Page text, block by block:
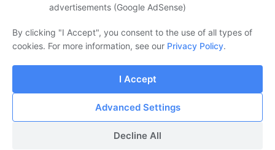
מאפיינים ותכונות של מוצרי חומרה ותוכנה
‏מופעל על ידי Blogger
advertisements (Google AdSense)
By clicking "I Accept", you consent to the use of all types of
cookies. For more information, see our Privacy Policy.
I Accept
Advanced Settings
Decline All